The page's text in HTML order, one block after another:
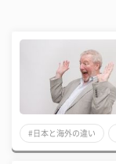
#日本と海外の違い